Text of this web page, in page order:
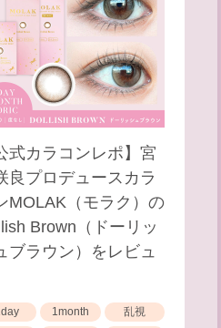
式カラコンレポ】宮
良プロデュースカラ
MOLAK（モラク）の
Brown（ドーリッ
ブラウン）をレビュ
1month
乱視